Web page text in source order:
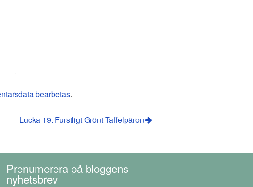
bearbetas.
Lucka 19: Furstligt Grönt Taffelpäron
Prenumerera på bloggens
nyhetsbrev